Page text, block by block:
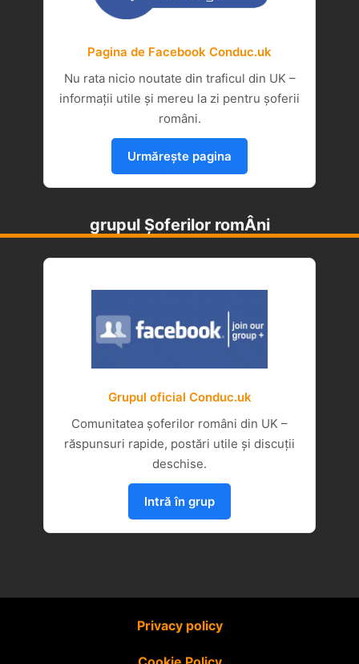
Pagina de Facebook Conduc.uk
Nu rata nicio noutate din traficul din UK –
informații utile și mereu la zi pentru șoferii
români.
Urmărește pagina
grupul Șoferilor romÂni
Grupul oficial Conduc.uk
Comunitatea șoferilor români din UK –
răspunsuri rapide, postări utile și discuții
deschise.
Intră în grup
Privacy policy